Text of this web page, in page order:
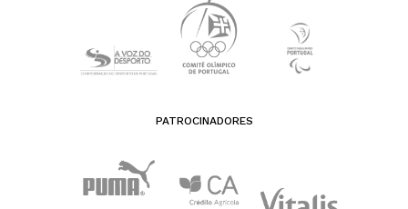
PATROCINADORES